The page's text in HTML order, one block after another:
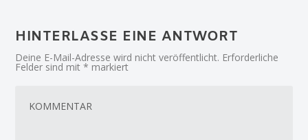
HINTERLASSE EINE ANTWORT
Deine E-Mail-Adresse wird nicht veröffentlicht. Erforderliche
Felder sind mit* markiert